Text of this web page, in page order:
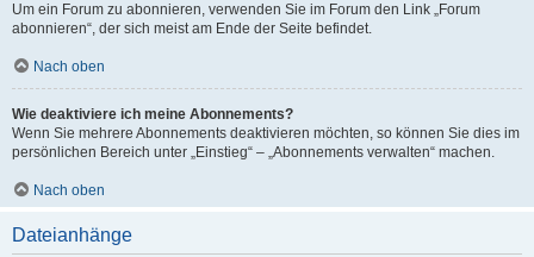
Um ein Forum zu abonnieren, verwenden Sie im Forum den Link „Forum
abonnieren“, der sich meist am Ende der Seite befindet.
Nach oben
Wie deaktiviere ich meine Abonnements?
Wenn Sie mehrere Abonnements deaktivieren möchten, so können Sie dies im
persönlichen Bereich unter „Einstieg“ – „Abonnements verwalten“ machen.
Nach oben
Dateianhänge